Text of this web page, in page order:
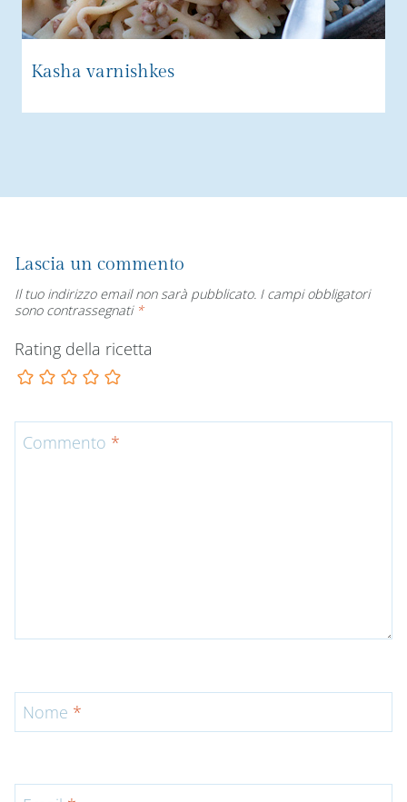
Kasha varnishkes
Lascia un commento
Il tuo indirizzo email non sarà pubblicato. I campi obbligatori
sono contrassegnati *
Rating della ricetta
Commento *
Nome *